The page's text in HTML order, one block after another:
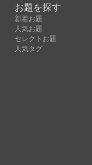
お題を探す
新着お題
人気お題
セレクトお題
人気タグ